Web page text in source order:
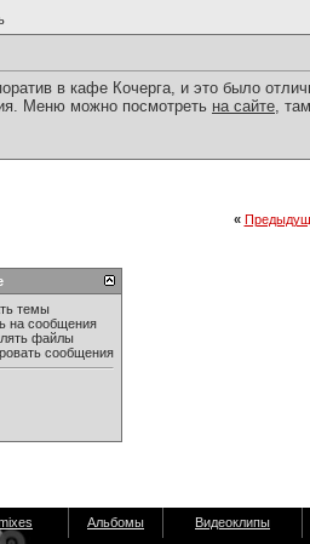
в кафе Кочерга, и это было
Меню можно посмотреть на сайте,
«
темы
на сообщения
файлы
сообщения
Альбомы Видеоклипы